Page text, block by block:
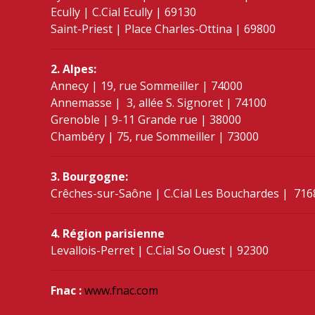
Ecully | C.Cial Ecully | 69130
Saint-Priest | Place Charles-Ottina | 69800
2. Alpes:
Annecy | 19, rue Sommeiller | 74000
Annemasse | 3, allée S. Signoret | 74100
Grenoble | 9-11 Grande rue | 38000
Chambéry | 75, rue Sommeiller | 73000
3. Bourgogne:
Crêches-sur-Saône | C.Cial Les Bouchardes |
4. Région parisienne
Levallois-Perret | C.Cial So Ouest | 92300
Fnac :www.fnac.com